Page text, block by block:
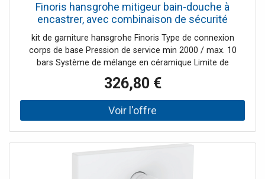
Finoris hansgrohe mitigeur bain-douche à
encastrer, avec combinaison de sécurité
intégrée, blanc mat
kit de garniture hansgrohe Finoris Type de connexion
corps de base Pression de service min 2000 / max. 10
bars Système de mélange en céramique Limite de
température réglable Inverseur à réarmement
automatique avec silencieux avec combinaison de
sécurité intégrée selon EN 1717
326,80 €